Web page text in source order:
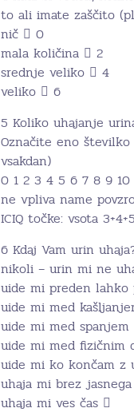
to ali imate zaščito
nič  0
mala količina  2
srednje veliko  4
veliko  6
5 Koliko uhajanje
Označite eno
vsakdan)
0 1 2 3 4 5 6 7 8 9 10
ne vpliva name
ICIQ točke: vsota
6 Kdaj Vam urin
nikoli – urin mi ne
uide mi preden lahko
uide mi med
uide mi med spanjem
uide mi med fizičnim
uide mi ko končam z
uhaja mi brez
uhaja mi ves čas 